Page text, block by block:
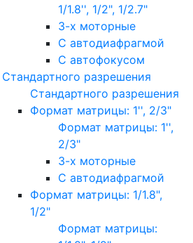
1/1.8'', 1/2", 1/2.7"
3-х моторные
С автодиафрагмой
С автофокусом
Стандартного разрешения
Стандартного разрешения
Формат матрицы: 1'', 2/3"
Формат матрицы: 1'',
2/3"
3-х моторные
С автодиафрагмой
Формат матрицы: 1/1.8",
1/2"
Формат матрицы: